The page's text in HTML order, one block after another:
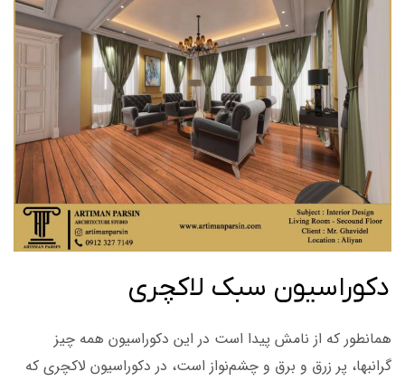
دکوراسیون سبک لاکچری
همانطور که از نامش پیدا است در این دکوراسیون همه چیز
گرانبها، پر زرق و برق و چشم‌نواز است، در دکوراسیون لاکچری که